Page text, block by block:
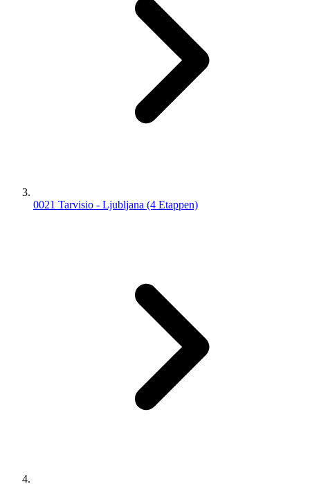
0021 Tarvisio - Ljubljana (4 Etappen)